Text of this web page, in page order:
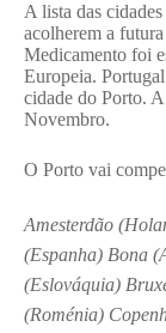
A lista das
acolherem a
Medicamento foi
Europeia.
cidade do Porto.
Novembro.
O Porto vai
Amesterdão
(Espanha) Bona
(Eslováquia)
(Roménia)